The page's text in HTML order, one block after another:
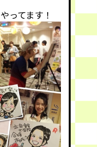
やってます！